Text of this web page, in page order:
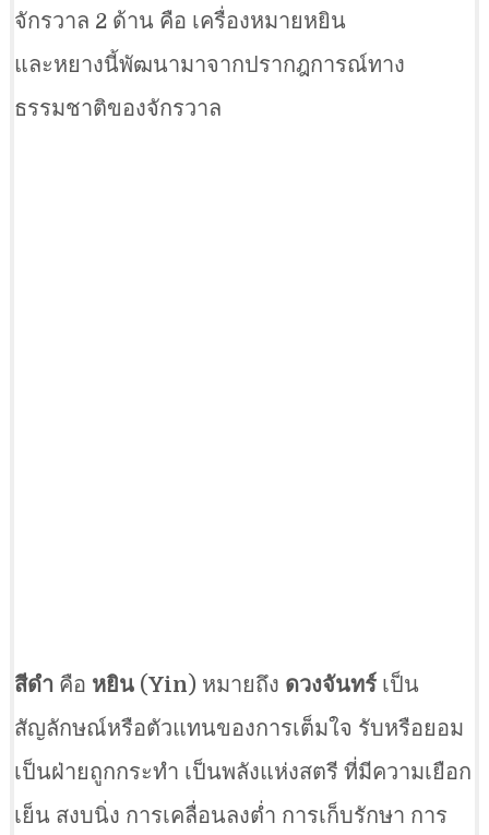
จักรวาล 2 ด้าน คือ เครื่องหมายหยิน
และหยางนี้พัฒนามาจากปรากฎการณ์ทาง
ธรรมชาติของจักรวาล
สีดำ คือ หยิน (Yin) หมายถึง ดวงจันทร์ เป็น
สัญลักษณ์หรือตัวแทนของการเต็มใจ รับหรือยอม
เป็นฝ่ายถูกกระทำ เป็นพลังแห่งสตรี ที่มีความเยือก
เย็น สงบนิ่ง การเคลื่อนลงต่ำ การเก็บรักษา การ